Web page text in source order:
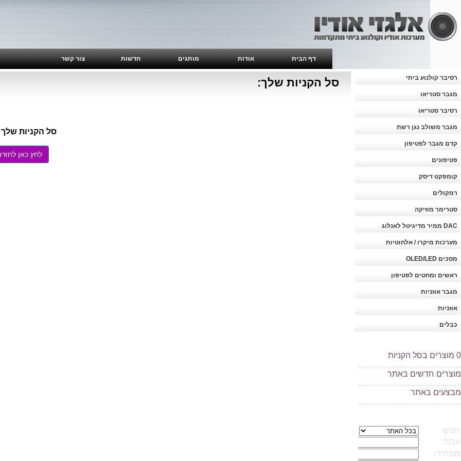
דף הבית אודות מותגים חדשות צור קשר
רסיבר קולנוע ביתי
מגבר סטריאו
רסיבר סטריאו
מגבר משולב נגן רשת
קדם מגבר לפטיפון
פטיפונים
קומפקט דיסק
רמקולים
סטרימר מוזיקה
DAC ממיר מדיגיטל לאנלוג
מערכות מיקרו / אלחוטיות
מסכים OLED/LED
ראשים ומחטים לפטיפון
מגבר אוזניות
אוזניות
כבלים
0 מוצרים בסל הקניות
..................................................
מוצרים חדשים באתר
..................................................
מבצעים באתר
..................................................
סל הקניות שלך:
סל הקניות שלך
לחץ כאן